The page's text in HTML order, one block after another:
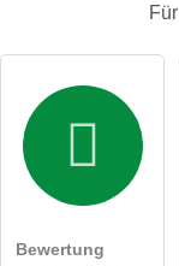
Bewertung